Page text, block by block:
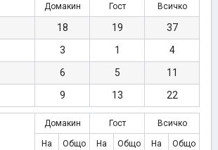
Домакин Гост Всичко
18 19
37
3 1
4
6 5
11
9 13 22
Домакин Гост Всичко
На
Общо
На
Общо
На
Общо